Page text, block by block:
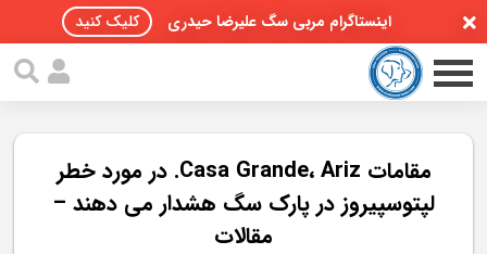
اینستاگرام مربی سگ علیرضا حیدری کلیک کنید
مقامات Casa Grande، Ariz. در مورد خطر
لپتوسپیروز در پارک سگ هشدار می دهند –
مقالات